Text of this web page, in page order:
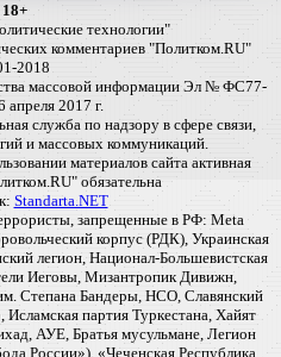
18+
технологии"
комментариев "Политком.RU"
2018
массовой информации Эл № ФС77-
апреля 2017 г.
служба по надзору в сфере связи,
и массовых коммуникаций.
материалов сайта активная
обязательна
Standarta.NET
запрещенные в РФ: Meta
корпус (РДК), Украинская
легион, Национал-Большевистская
Иеговы, Мизантропик Дивижн,
Степана Бандеры, НСО, Славянский
партия Туркестана, Хайят
АУЕ, Братья мусульмане, Легион
России»), «Чеченская Республика